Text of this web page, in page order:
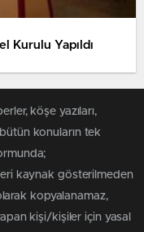
Kurulu Yapıldı
köşe yazıları,
konuların tek
kaynak gösterilmeden
kopyalanamaz,
kişi/kişiler için yasal